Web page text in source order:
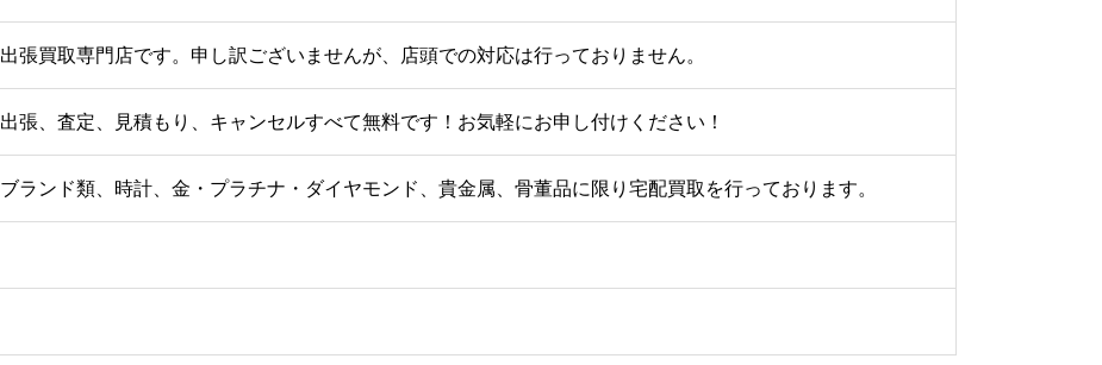
出張買取専門店です。申し訳ございませんが、店頭での対応は行っておりません。
出張、査定、見積もり、キャンセルすべて無料です！お気軽にお申し付けください！
ブランド類、時計、金・プラチナ・ダイヤモンド、貴金属、骨董品に限り宅配買取を行っております。